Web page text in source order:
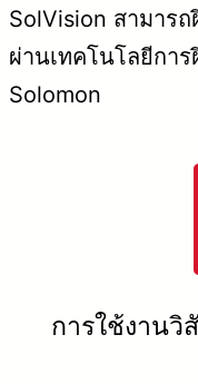
SolVision สามาร
ผ่านเทคโนโลยีกา
Solomon
การใช้งาน